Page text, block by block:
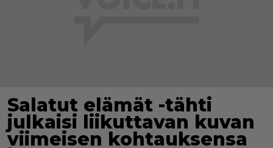
Salatut elämät -tähti
julkaisi liikuttavan kuvan
viimeisen kohtauksensa